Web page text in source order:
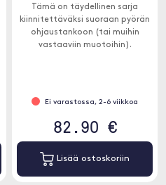
Tämä on täydellinen sarja
kiinnitettäväksi suoraan pyörän
ohjaustankoon (tai muihin
vastaaviin muotoihin).
Ei varastossa, 2-6 viikkoa
82.90 €
Lisää ostoskoriin